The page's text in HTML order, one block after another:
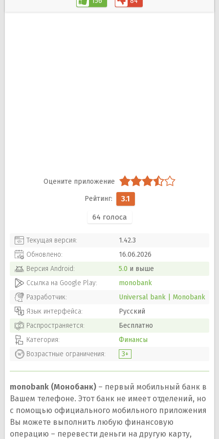
3.1
64 голоса
Текущая версия:
1.42.3
Обновлено:
16.06.2026
Версия Android: 5.0 и выше
Ссылка на Google Play:
monobank
Разработчик:
Universal bank | Monobank
Язык интерфейса:
Русский
Распространяется:
Бесплатно
Категория:
Финансы
Возрастные ограничения:
3+
monobank (Монобанк) – первый мобильный банк в
Вашем телефоне. Этот банк не имеет отделений, но
с помощью официального мобильного приложения
Вы можете выполнить любую финансовую
операцию – перевести деньги на другую карту,